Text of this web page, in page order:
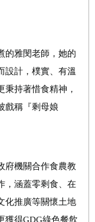
的雅閔老師，她的
設計，樸實、有溫
秉持著惜食精神，
戲稱『剩母娘
府機關合作食農教
，涵蓋零剩食、在
化推廣等關懷土地
獲得GDG綠色餐飲